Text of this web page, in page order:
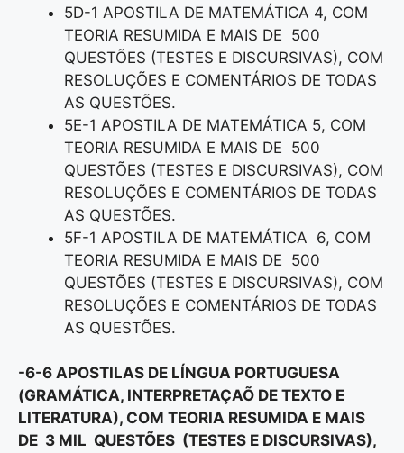
5D-1 APOSTILA DE MATEMÁTICA 4, COM
TEORIA RESUMIDA E MAIS DE 500
QUESTÕES (TESTES E DISCURSIVAS), COM
RESOLUÇÕES E COMENTÁRIOS DE TODAS
AS QUESTÕES.
5E-1 APOSTILA DE MATEMÁTICA 5, COM
TEORIA RESUMIDA E MAIS DE 500
QUESTÕES (TESTES E DISCURSIVAS), COM
RESOLUÇÕES E COMENTÁRIOS DE TODAS
AS QUESTÕES.
5F-1 APOSTILA DE MATEMÁTICA 6, COM
TEORIA RESUMIDA E MAIS DE 500
QUESTÕES (TESTES E DISCURSIVAS), COM
RESOLUÇÕES E COMENTÁRIOS DE TODAS
AS QUESTÕES.
-6-6 APOSTILAS DE LÍNGUA PORTUGUESA
(GRAMÁTICA, INTERPRETAÇAÕ DE TEXTO E
LITERATURA), COM TEORIA RESUMIDA E MAIS
DE 3 MIL QUESTÕES (TESTES E DISCURSIVAS),